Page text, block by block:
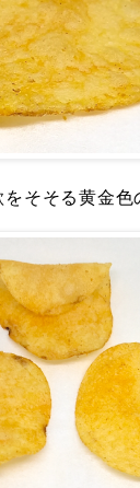
そそる黄金色